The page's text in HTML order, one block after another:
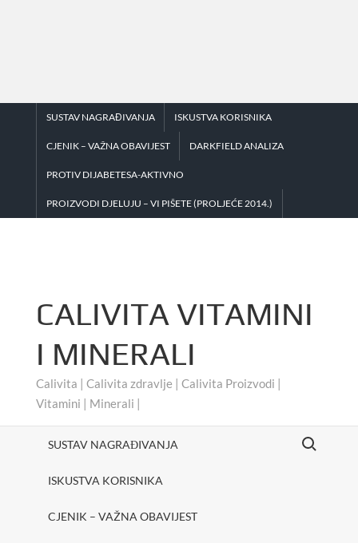
SUSTAV NAGRAĐIVANJA ISKUSTVA KORISNIKA
CJENIK – VAŽNA OBAVIJEST DARKFIELD ANALIZA
PROTIV DIJABETESA-AKTIVNO
PROIZVODI DJELUJU – VI PIŠETE (PROLJEĆE 2014.)
CALIVITA VITAMINI
I MINERALI
Calivita | Calivita zdravlje | Calivita Proizvodi |
Vitamini | Minerali |
SUSTAV NAGRAĐIVANJA
ISKUSTVA KORISNIKA
CJENIK – VAŽNA OBAVIJEST
Search for: